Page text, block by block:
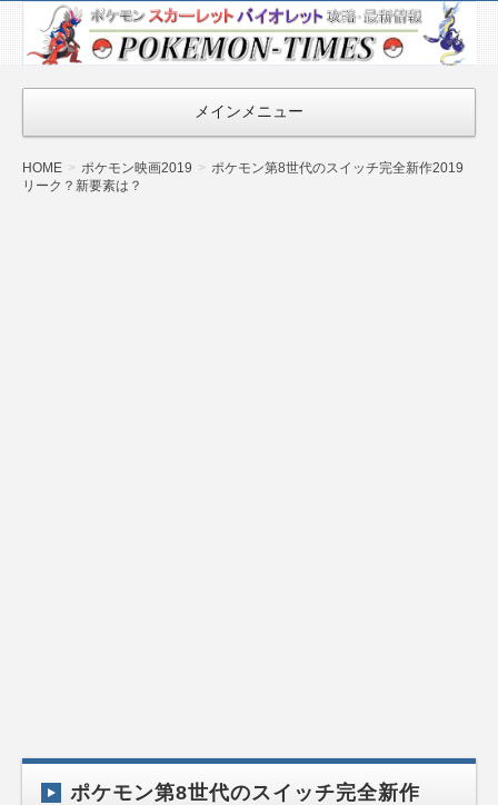
ポケモン最新
情報まとめ
『POKEMON-
TIMES』
メインメニュー
HOME ポケモン映画2019
ポケモン第8世代のスイッチ完全新作2019
リーク？新要素は？
ポケモン第8世代のスイッチ完全新作